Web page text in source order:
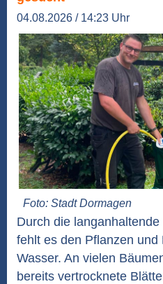
04.08.2026 / 14:23 Uhr
Foto: Stadt Dormagen
Durch die
fehlt es den Pflanzen und
Wasser. An vielen
bereits vertrocknete